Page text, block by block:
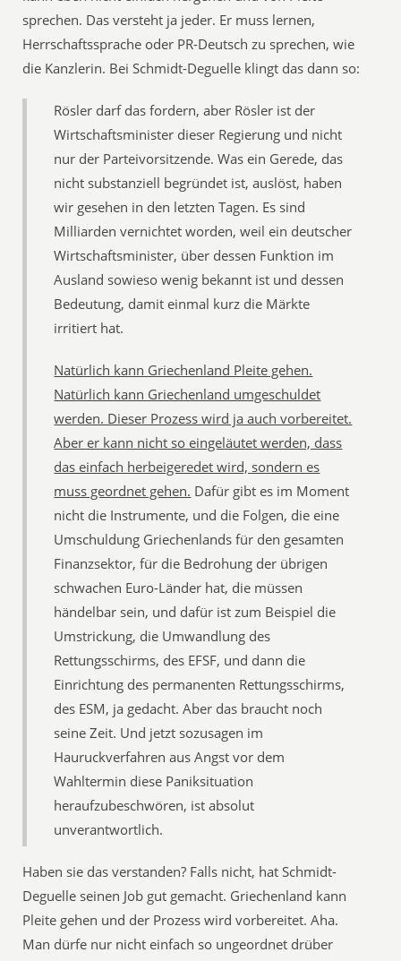
sprechen. Das versteht ja jeder. Er muss lernen,
Herrschaftssprache oder PR-Deutsch zu sprechen, wie
die Kanzlerin. Bei Schmidt-Deguelle klingt das dann so:
Rösler darf das fordern, aber Rösler ist der
Wirtschaftsminister dieser Regierung und nicht
nur der Parteivorsitzende. Was ein Gerede, das
nicht substanziell begründet ist, auslöst, haben
wir gesehen in den letzten Tagen. Es sind
Milliarden vernichtet worden, weil ein deutscher
Wirtschaftsminister, über dessen Funktion im
Ausland sowieso wenig bekannt ist und dessen
Bedeutung, damit einmal kurz die Märkte
irritiert hat.
Natürlich kann Griechenland Pleite gehen.
Natürlich kann Griechenland umgeschuldet
werden. Dieser Prozess wird ja auch vorbereitet.
Aber er kann nicht so eingeläutet werden, dass
das einfach herbeigeredet wird, sondern es
muss geordnet gehen. Dafür gibt es im Moment
nicht die Instrumente, und die Folgen, die eine
Umschuldung Griechenlands für den gesamten
Finanzsektor, für die Bedrohung der übrigen
schwachen Euro-Länder hat, die müssen
händelbar sein, und dafür ist zum Beispiel die
Umstrickung, die Umwandlung des
Rettungsschirms, des EFSF, und dann die
Einrichtung des permanenten Rettungsschirms,
des ESM, ja gedacht. Aber das braucht noch
seine Zeit. Und jetzt sozusagen im
Hauruckverfahren aus Angst vor dem
Wahltermin diese Paniksituation
heraufzubeschwören, ist absolut
unverantwortlich.
Haben sie das verstanden? Falls nicht, hat Schmidt-
Deguelle seinen Job gut gemacht. Griechenland kann
Pleite gehen und der Prozess wird vorbereitet. Aha.
Man dürfe nur nicht einfach so ungeordnet drüber